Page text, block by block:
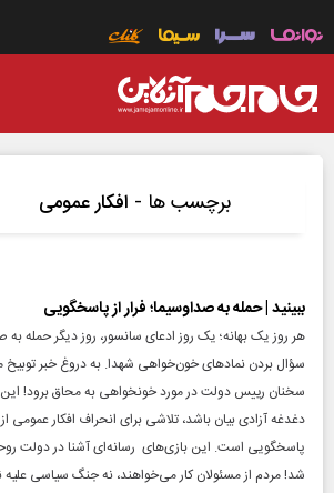
برچسب ها - افکار عمومی
ببینید | حمله به صداوسیما؛ فرار از پاسخگویی
هر روز یک بهانه؛ یک روز ادعای سانسور، روز دیگر حمله به
سؤال بردن نماد‌های خون‌خواهی شهدا. به دروغ خبر توبیخ
سخنان رییس دولت در مورد خونخواهی به محاق برود! این
دغدغه آزادی بیان باشد، تلاشی برای انحراف افکار عمومی از
پاسخگویی است. این بازی‌های رسانه‌ای آشنا در دولت
شد! مردم از مسئولان کار می‌خواهند، نه جنگ سیاسی علیه